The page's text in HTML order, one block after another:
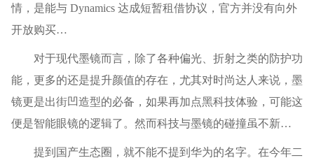
情，是能与 Dynamics 达成短暂租借协议，官方并没有向外
开放购买…
对于现代墨镜而言，除了各种偏光、折射之类的防护功
能，更多的还是提升颜值的存在，尤其对时尚达人来说，墨
镜更是出街凹造型的必备，如果再加点黑科技体验，可能这
便是智能眼镜的逻辑了。然而科技与墨镜的碰撞虽不新…
提到国产生态圈，就不能不提到华为的名字。在今年二